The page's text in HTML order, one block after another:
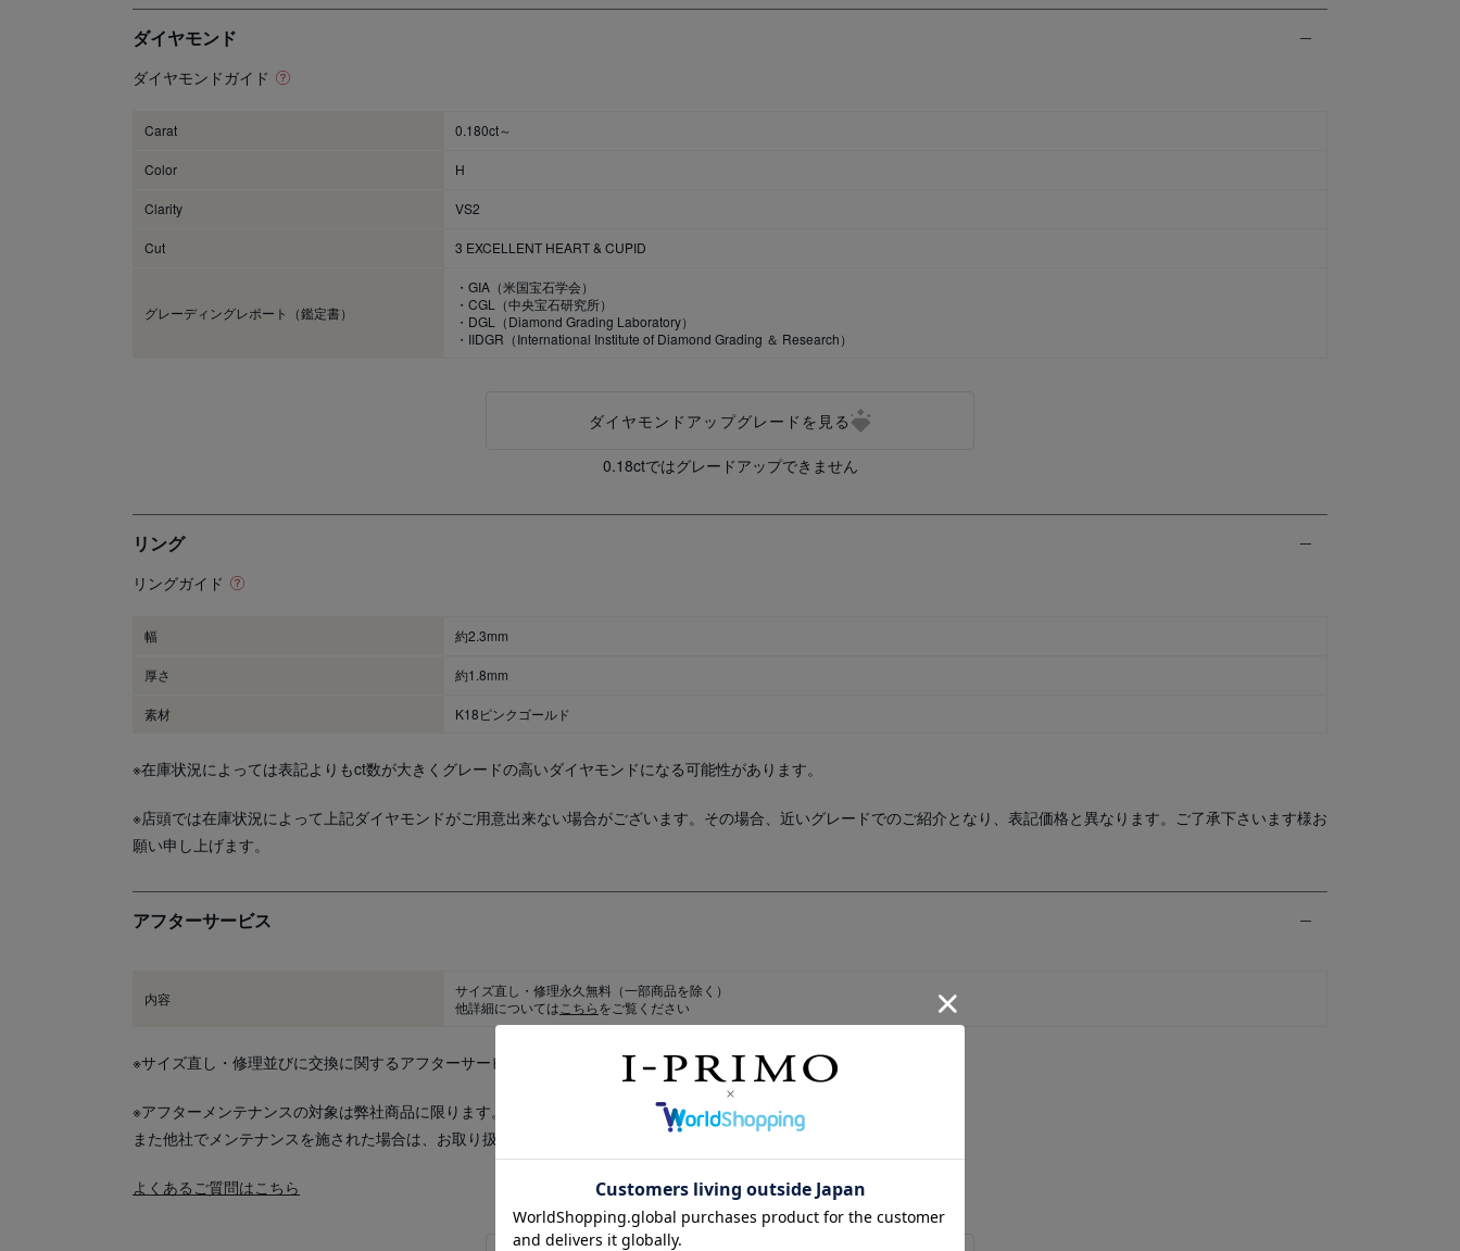
ダイヤモンド
ダイヤモンドガイド
Carat 0.180ct～
Color H
Clarity VS2
Cut 3 EXCELLENT HEART & CUPID
グレーディングレポート（鑑定書）
・GIA（米国宝石学会）
・CGL（中央宝石研究所）
・DGL（Diamond Grading Laboratory）
・IIDGR（International Institute of Diamond Grading ＆ Research）
ダイヤモンドアップグレードを見る
0.18ctではグレードアップできません
リング
リングガイド
幅 約2.3mm
厚さ 約1.8mm
素材 K18ピンクゴールド
※在庫状況によっては表記よりもct数が大きくグレードの高いダイヤモンドになる可能性があります。
※店頭では在庫状況によって上記ダイヤモンドがご用意出来ない場合がございます。その場合、近いグレードでのご紹介となり、表記価格と異なります。ご了承下さいます様お
願い申し上げます。
アフターサービス
内容 サイズ直し・修理永久無料 （一部商品を除く）
他詳細については こちらをご覧ください
※サイズ直し・修理並びに交換に関するアフターサービス内容は「 I-PRIMO Membership」にご入会の方に限ります。
※アフターメンテナンスの対象は弊社商品に限ります。
また他社でメンテナンスを施された場合は、お取り扱い出来かねます。
よくあるご質問はこちら